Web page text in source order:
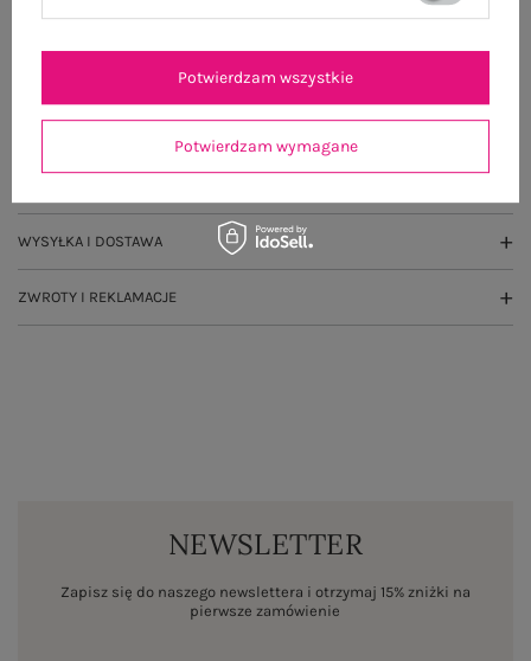
WYSYŁKA I DOSTAWA
ZWROTY I REKLAMACJE
NEWSLETTER
Zapisz się do naszego newslettera i otrzymaj 15% zniżki na
pierwsze zamówienie
Potwierdzam wymagane
Potwierdzam wszystkie